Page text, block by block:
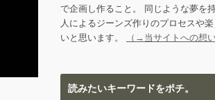
で企画し作ること。 同じような夢を
人によるジーンズ作りのプロセスや
いと思います。
（→当サイトへの想
読みたいキーワードをポチ。